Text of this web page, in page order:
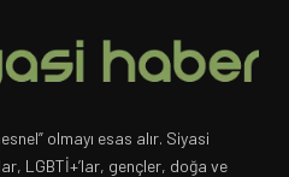
olmayı esas alır. Siyasi
LGBTİ+’lar, gençler, doğa ve